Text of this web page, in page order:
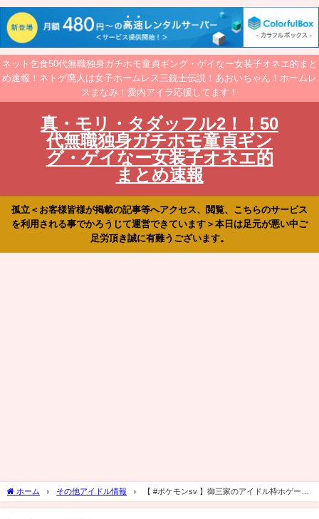
ネット乞食50代無職独身ガチホモ童貞ギング・ゲイなー女装子オネエ的まと
め速報！ネトゲ廃人は女子ホームレス三銃士伝説！あおいちゃん！ホームレ
スまなみ！愛内アイラ応援してます！
真・モリ・タダッフル2！！50
代無職独身ガチホモ童貞ギン
グ・ゲイなー女装子オネエ的
まとめ速報
孤立＜お客様皆様が掲載の記事等へアクセス、閲覧、こちらのサービス
を利用される事でかろうじて運営できています＞本日は足元が悪い中ご
足労頂き誠に有難うございます。
ホーム その他アイドル情報
【 #ポケモンsv 】御三家のアイドル枠ホゲータ
の色違いを探す！【五日目】